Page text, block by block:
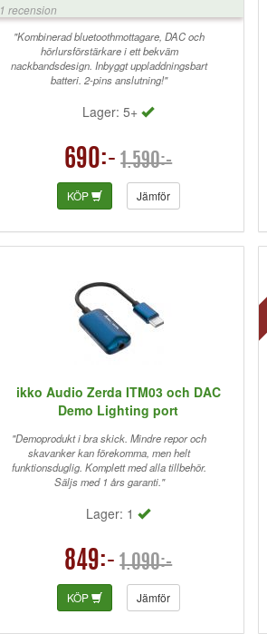
väldigt bekvämt över nacke och bakom
öronen perfekt att sätta under kragen på
skjortan. Känns nästan som använda tws
hörlurar.
1 recension
"Kombinerad bluetoothmottagare, DAC och
hörlursförstärkare i ett bekväm
nackbandsdesign. Inbyggt uppladdningsbart
batteri. 2-pins anslutning!"
Lager: 5+
690:- 1.590:-
KÖP Jämför
ikko Audio Zerda ITM03 och DAC
Demo Lighting port
"Demoprodukt i bra skick. Mindre repor och
skavanker kan förekomma, men helt
funktionsduglig. Komplett med alla tillbehör.
Säljs med 1 års garanti."
Lager: 1
849:- 1.090:-
KÖP Jämför